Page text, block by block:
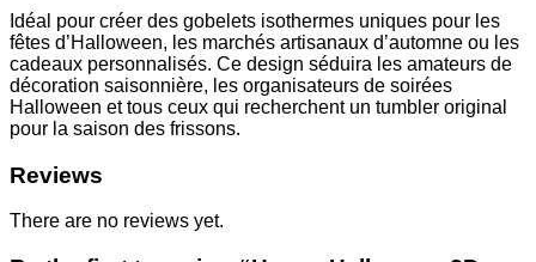
Idéal pour créer des gobelets isothermes uniques pour les
fêtes d’Halloween, les marchés artisanaux d’automne ou les
cadeaux personnalisés. Ce design séduira les amateurs de
décoration saisonnière, les organisateurs de soirées
Halloween et tous ceux qui recherchent un tumbler original
pour la saison des frissons.
Reviews
There are no reviews yet.